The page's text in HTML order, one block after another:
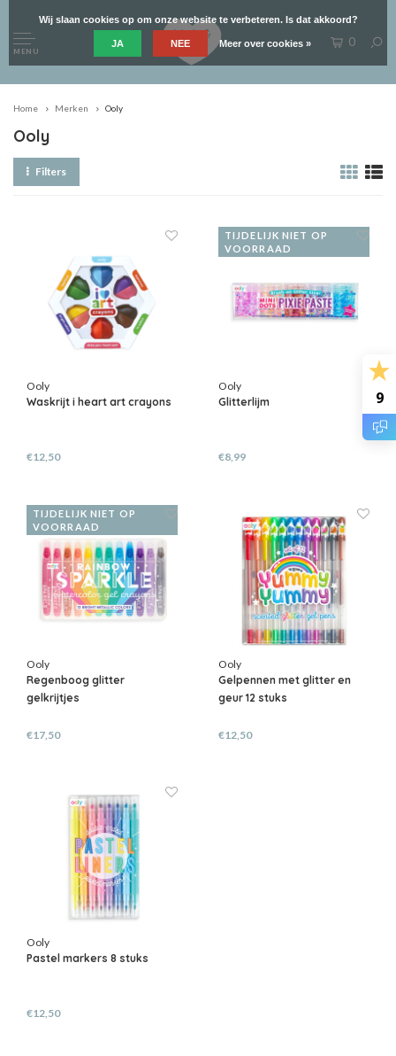
9
MENU
0
Home Merken Ooly
Ooly
Filters
Ooly
Waskrijt i heart art crayons
€12,50
TIJDELIJK NIET OP
VOORRAAD
Ooly
Glitterlijm
€8,99
TIJDELIJK NIET OP
VOORRAAD
Ooly
Regenboog glitter
gelkrijtjes
€17,50
Ooly
Gelpennen met glitter en
geur 12 stuks
€12,50
Ooly
Pastel markers 8 stuks
€12,50
Wij slaan cookies op om onze website te verbeteren. Is dat akkoord?
JA NEE Meer over cookies »